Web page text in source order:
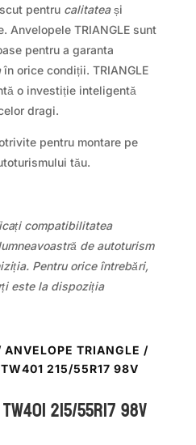
pentru calitateași
Anvelopele TRIANGLE sunt
pentru a garanta
în orice condiții. TRIANGLE
o investiție inteligentă
dragi.
pentru montare pe
tău.
compatibilitatea
de autoturism
Pentru orice întrebări,
este la dispoziția
ANVELOPE TRIANGLE /
215/55R17 98V
215/55R17 98V